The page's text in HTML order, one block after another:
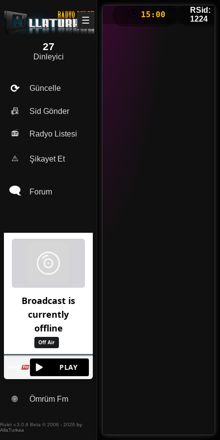
☰
27
Dinleyici
⟳ Güncelle
📠 Sid Gönder
📻 Radyo Listesi
⚠️ Şikayet Et
🗨 Forum
🌐 Ömrüm Fm
Rulet v.3.0.6 Beta © 2006 - 2026 by
AllaTurkaa
15:00
RSid:
1224